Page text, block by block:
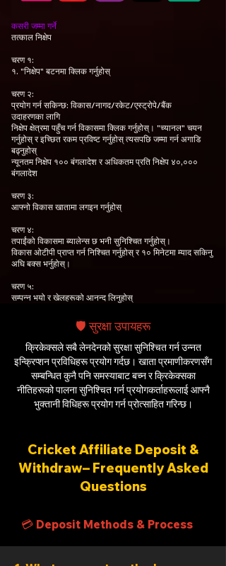
कसरी जम्मा गर्ने
तत्काल निक्षेप
चरण १:
१. "निक्षेप" बटनमा क्लिक गर्नुहोस्
चरण २:
प्रयोग गर्न सकिन्छ: विकास/नागद/रकेट/एस्ट्रोपे/बैंक
उदाहरणका लागि
निक्षेप क्षेत्रमा पहुँच गर्न विकासमा क्लिक गर्नुहोस्। "च्यानल" चयन
गर्नुहोस् र इच्छित रकम प्रविष्ट गर्नुहोस् त्यसपछि जम्मा गर्न अगाडि
बढ्नुहोस्
न्यूनतम निक्षेप १०० बंगलादेश र अधिकतम प्रति निक्षेप ४०,०००
बंगलादेश
चरण ३:
आफ्नो विकास खातामा लगइन गर्नुहोस्
चरण ४:
तपाईंको विकासमा ब्यालेन्स छ भनी सुनिश्चित गर्नुहोस्।
विकास ओटीपी प्राप्त गर्न निश्चित गर्नुहोस् र १० मिनेटमा म्याद सकिनु
अघि बक्स भर्नुहोस्।
चरण ५:
सम्पन्न भयो र खेलहरूको आनन्द लिनुहोस्
🛡️ सुरक्षा उपायहरू
क्रिकेक्सले सबै लेनदेनको सुरक्षा सुनिश्चित गर्न उन्नत
इन्क्रिप्शन प्रविधिहरू प्रयोग गर्दछ। खाता प्रमाणीकरणसँग
सम्बन्धित कुनै पनि समस्याबाट बच्न र क्रिकेक्सका
नीतिहरूको पालना सुनिश्चित गर्न प्रयोगकर्ताहरूलाई आफ्नै
भुक्तानी विधिहरू प्रयोग गर्न प्रोत्साहित गरिन्छ।
Cricket Affiliate Deposit &
Withdraw– Frequently Asked
Questions
💳 Deposit Methods & Process